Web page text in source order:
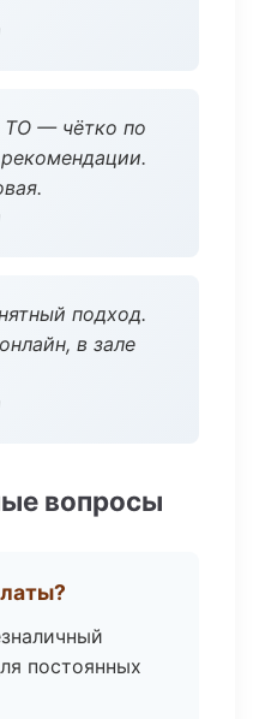
ТО — чётко по
подход.
в зале
вопросы
постоянных